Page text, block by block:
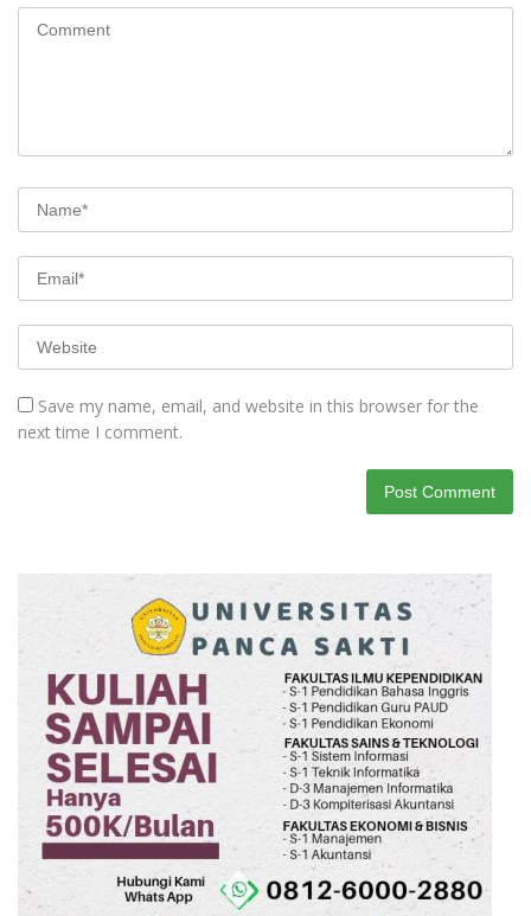
Save my name, email, and website in this browser for the
next time I comment.